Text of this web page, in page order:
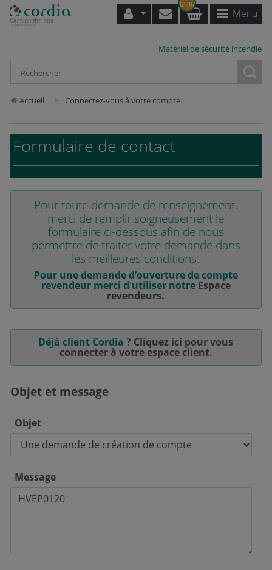
6596
Menu
Matériel de sécurité incendie
Accueil Connectez-vous à votre compte
Formulaire de contact
Pour toute demande de renseignement,
merci de remplir soigneusement le
formulaire ci-dessous afin de nous
permettre de traiter votre demande dans
les meilleures conditions.
Pour une demande d’ouverture de compte
revendeur merci d'utiliser notre Espace
revendeurs.
Déjà client Cordia ? Cliquez ici pour vous
connecter à votre espace client.
Objet et message
Objet
Message